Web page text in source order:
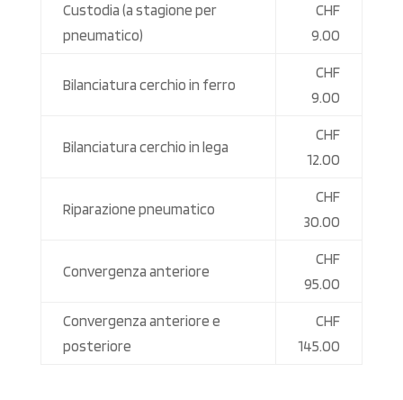
Custodia (a stagione per
pneumatico)
CHF
9.00
Bilanciatura cerchio in ferro
CHF
9.00
Bilanciatura cerchio in lega
CHF
12.00
Riparazione pneumatico
CHF
30.00
Convergenza anteriore
CHF
95.00
Convergenza anteriore e
posteriore
CHF
145.00